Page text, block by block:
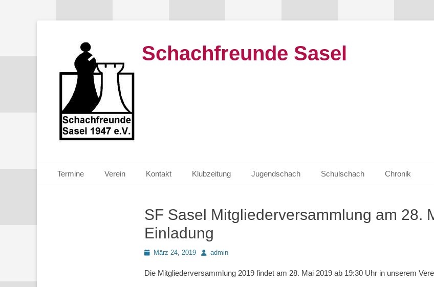
Schachfreunde Sasel
Primäres Menü
Inhalt
Termine Verein Kontakt Klubzeitung Jugendschach Schulschach Chronik
SF Sasel Mitgliederversammlung am 28.
Einladung
PostedMärz 24, 2019 Autoradmin
Die Mitgliederversammlung 2019 findet am 28. Mai 2019 ab 19:30 Uhr in unserem